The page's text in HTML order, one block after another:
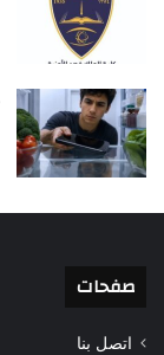
صفحات
اتصل بنا